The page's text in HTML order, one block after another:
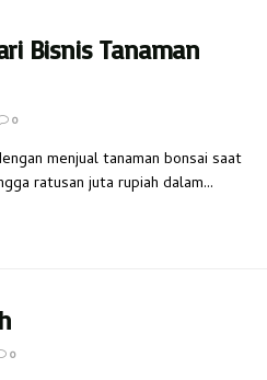
Bisnis Tanaman
0
menjual tanaman bonsai saat
ratusan juta rupiah dalam...
0